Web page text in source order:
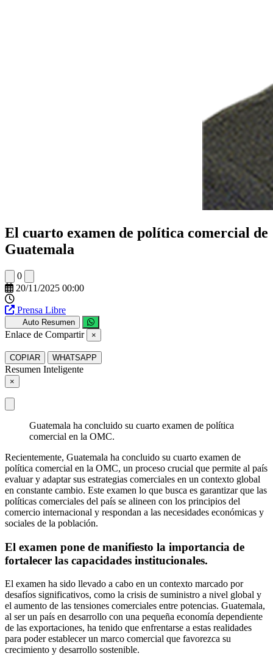
El cuarto examen de política comercial de
Guatemala
0
20/11/2025 00:00
Prensa Libre
Auto Resumen
Enlace de Compartir ×
COPIAR WHATSAPP
Resumen Inteligente
×
Guatemala ha concluido su cuarto examen de política
comercial en la OMC.
Recientemente, Guatemala ha concluido su cuarto examen de
política comercial en la OMC, un proceso crucial que permite al país
evaluar y adaptar sus estrategias comerciales en un contexto global
en constante cambio. Este examen lo que busca es garantizar que las
políticas comerciales del país se alineen con los principios del
comercio internacional y respondan a las necesidades económicas y
sociales de la población.
El examen pone de manifiesto la importancia de
fortalecer las capacidades institucionales.
El examen ha sido llevado a cabo en un contexto marcado por
desafíos significativos, como la crisis de suministro a nivel global y
el aumento de las tensiones comerciales entre potencias. Guatemala,
al ser un país en desarrollo con una pequeña economía dependiente
de las exportaciones, ha tenido que enfrentarse a estas realidades
para poder establecer un marco comercial que favorezca su
crecimiento y desarrollo sostenible.